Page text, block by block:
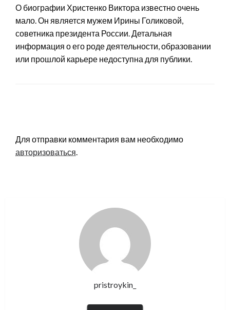
О биографии Христенко Виктора известно очень
мало. Он является мужем Ирины Голиковой,
советника президента России. Детальная
информация о его роде деятельности, образовании
или прошлой карьере недоступна для публики.
Для отправки комментария вам необходимо
авторизоваться.
pristroykin_